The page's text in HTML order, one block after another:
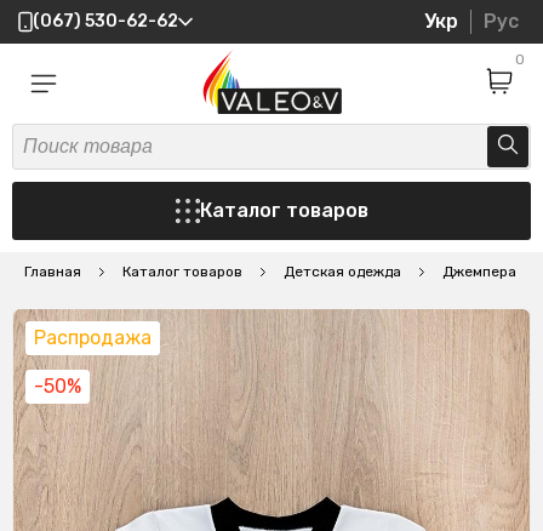
(067) 530-62-62 Укр Рус
0
Каталог товаров
Главная Каталог товаров Детская одежда Джемпера
Распродажа
-50%